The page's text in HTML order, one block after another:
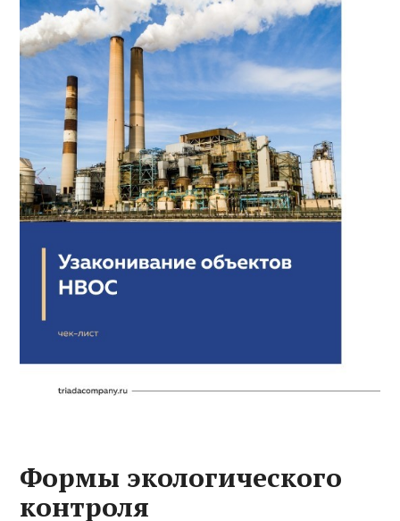
Формы экологического
контроля